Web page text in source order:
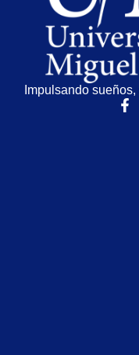
Impulsando